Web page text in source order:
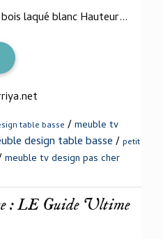
laqué blanc Hauteur...
table basse /meuble tv
design table basse/ petit
meuble tv design pas cher
: LE Guide Ultime